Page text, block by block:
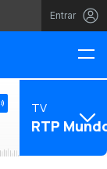
Entrar
TV
RTP